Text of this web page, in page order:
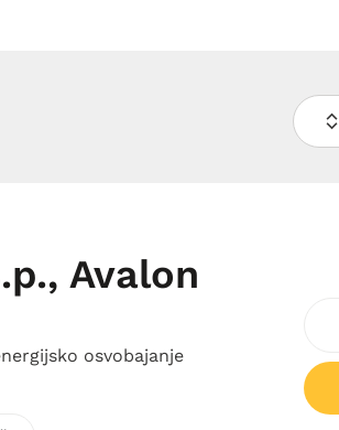
Avalon
osvobajanje